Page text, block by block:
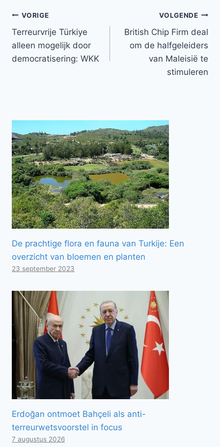
Bericht
navigatie
VORIGE
Terreurvrije Türkiye
alleen mogelijk door
democratisering: WKK
VOLGENDE
British Chip Firm deal
om de halfgeleiders
van Maleisië te
stimuleren
De prachtige flora en fauna van Turkije: Een
overzicht van bloemen en planten
23 september 2023
Erdoğan ontmoet Bahçeli als anti-
terreurwetsvoorstel in focus
7 augustus 2026